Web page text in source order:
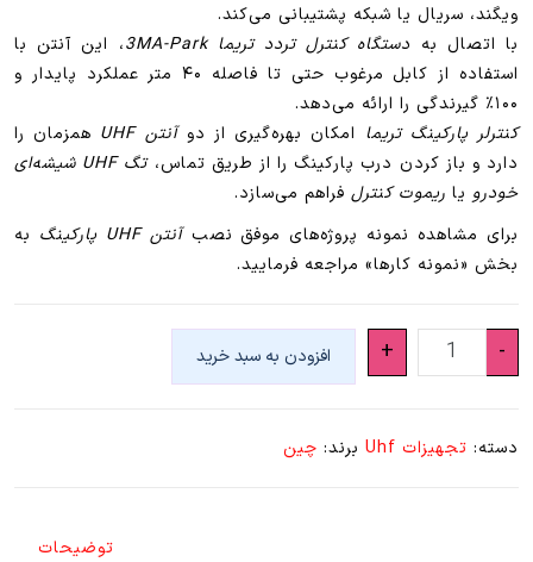
ویگند، سریال یا شبکه پشتیبانی می‌کند.
با اتصال به دستگاه کنترل تردد تریما 3MA-Park
، این آنتن با
استفاده از کابل مرغوب حتی تا فاصله ۴۰ متر عملکرد پایدار و
۱۰۰٪ گیرندگی را ارائه می‌دهد.
کنترلر پارکینگ تریما امکان بهره‌گیری از دوآنتن UHF
همزمان را
دارد و باز کردن درب پارکینگ را از طریق تماس،
تگ UHF شیشه‌ای
خودرو یا ریموت کنترل فراهم می‌سازد.
برای مشاهده نمونه پروژه‌های موفق نصبآنتن UHF پارکینگ
به
بخش «نمونه کارها» مراجعه فرمایید.
-
آنتن
uhf
۸
+ افزودن به سبد خرید
دسته: تجهیزات Uhf برند: چین
توضیحات